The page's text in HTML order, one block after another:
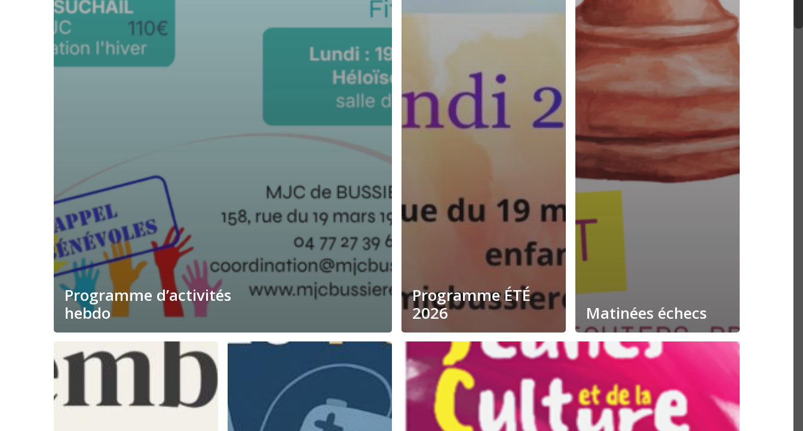
Programme d’activités
hebdo
Programme ÉTÉ
2026
Matinées échecs